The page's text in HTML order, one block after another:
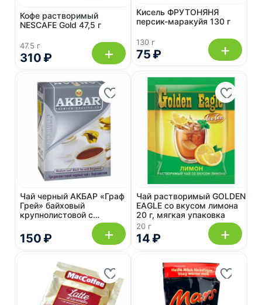
310 ₽
Кофе растворимый
NESCAFE Gold 47,5 г
47.5 г + 75 ₽
Кисель ФРУТОНЯНЯ
персик-маракуйя 130 г
130 г +
150 ₽
Чай черный АКБАР «Граф
Грей» байховый
крупнолистовой с
ароматом бергамота 100 г
+ 14 ₽
Чай растворимый GOLDEN
EAGLE со вкусом лимона
20 г, мягкая упаковка
20 г +